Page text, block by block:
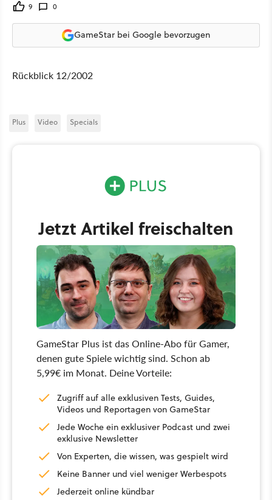
9 0
GameStar bei Google bevorzugen
Rückblick 12/2002
Plus Video Specials
Jetzt Artikel freischalten
GameStar Plus ist das Online-Abo für Gamer,
denen gute Spiele wichtig sind. Schon ab
5,99€ im Monat. Deine Vorteile:
Zugriff auf alle exklusiven Tests, Guides,
Videos und Reportagen von GameStar
Jede Woche ein exklusiver Podcast und zwei
exklusive Newsletter
Von Experten, die wissen, was gespielt wird
Keine Banner und viel weniger Werbespots
Jederzeit online kündbar